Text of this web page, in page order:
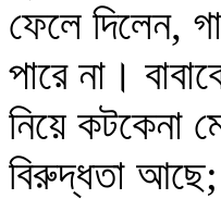
ফেলে দিলেন,
পারে না।
নিয়ে কটকেনা
বিরুদ্ধতা